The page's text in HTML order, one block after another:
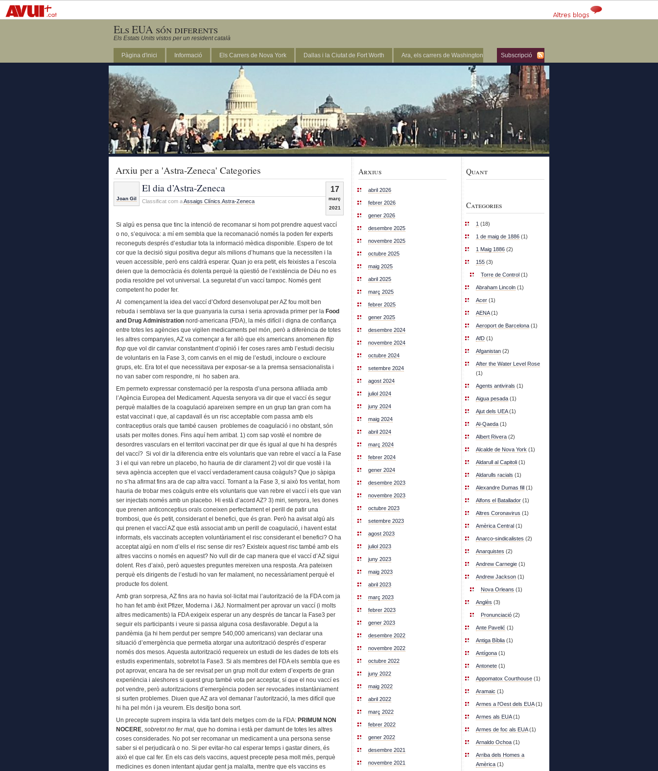
Els EUA són diferents
Els Estats Units vistos per un resident català
Subscripció
Pàgina d'inici Informació Els Carrers de Nova York Dallas i la Ciutat de Fort Worth Ara, els carrers de Washington
Arxiu per a 'Astra-Zeneca' Categories
17
març
2021
Joan Gil
El dia d’Astra-Zeneca
Classificat com aAssaigs Clínics Astra-Zeneca
Si algú es pensa que tinc la intenció de recomanar si hom pot prendre aquest vaccí
o no, s’equivoca: a mí em sembla que la recomanació només la poden fer experts
reconeguts després d’estudiar tota la informació mèdica disponible. Espero de tot
cor que la decisió sigui positiva degur als milions d’humans que la necessiten i la
veuen accessible, però ens caldrà esperar. Quan jo era petit, els feixistes a l’escola
deien que la democràcia és dolenta perquè la qüestió de l’existència de Déu no es
podia resoldre pel vot universal. La seguretat d’un vaccí tampoc. Només gent
competent ho poder fer.
Al començament la idea del vaccí d’Oxford desenvolupat per AZ fou molt ben
rebuda i semblava ser la que guanyaria la cursa i seria aprovada primer per la Food
and Drug Administration nord-americana (FDA), la més difícil i digna de confiança
entre totes les agències que vigilen medicaments pel món, però a diferència de totes
les altres companyies, AZ va començar a fer allò que els americans anomenen flip
flop que vol dir canviar constantment d’opinió i fer coses rares amb l’estudi decisiu
de voluntaris en la Fase 3, com canvis en el mig de l’estudi, incloure o excloure
grups, etc. Era tot el que necessitava per exposar-se a la premsa sensacionalista i
no van saber com respondre, ni ho saben ara.
Em permeto expressar consternació per la resposta d’una persona afiliada amb
l’Agència Europea del Medicament. Aquesta senyora va dir que el vaccí és segur
perquè malalties de la coagulació apareixen sempre en un grup tan gran com ha
estat vaccinat i que, al capdavall és un risc acceptable com passa amb els
contraceptius orals que també causen problemes de coagulació i no obstant, són
usats per moltes dones. Fins aquí hem arribat. 1) com sap vostè el nombre de
desordres vasculars en el territori vaccinat per dir que és igual al que hi ha després
del vaccí? Si vol dir la diferencia entre els voluntaris que van rebre el vaccí a la Fase
3 i el qui van rebre un placebo, ho hauria de dir clarament 2) vol dir que vostè i la
seva agència accepten que el vaccí verdaderament causa coàguls? Que jo sàpiga
no s’ha afirmat fins ara de cap altra vaccí. Tornant a la Fase 3, si això fos veritat, hom
hauria de trobar mes coàguls entre els voluntaris que van rebre el vaccí i els que van
ser injectats només amb un placebo. Hi està d’acord AZ? 3) miri, senyora, les dones
que prenen anticonceptius orals coneixen perfectament el perill de patir una
trombosi, que és petit, considerant el benefici, que és gran. Però ha avisat algú als
qui prenen el vaccí AZ que està associat amb un perill de coagulació, i havent estat
informats, els vaccinats accepten voluntàriament el risc considerant el benefici? O ha
acceptat algú en nom d’ells el risc sense dir res? Existeix aquest risc també amb els
altres vaccins o només en aquest? No vull dir de cap manera que el vaccí d’AZ sigui
dolent. Res d’això, però aquestes preguntes mereixen una resposta. Ara pateixen
perquè els dirigents de l’estudi ho van fer malament, no necessàriament perquè el
producte fos dolent.
Amb gran sorpresa, AZ fins ara no havia sol·licitat mai l’autorització de la FDA com ja
ho han fet amb èxit Pfizer, Moderna i J&J. Normalment per aprovar un vaccí (i molts
altres medicaments) la FDA exigeix esperar un any després de tancar la Fase3 per
seguir els participants i veure si passa alguna cosa desfavorable. Degut a la
pandèmia (ja hi hem perdut per sempre 540,000 americans) van declarar una
situació d’emergència que permetia atorgar una autorització després d’esperar
només dos mesos. Aquesta autorització requereix un estudi de les dades de tots els
estudis experimentals, sobretot la Fase3. Si als membres del FDA els sembla que es
pot aprovar, encara ha de ser revisat per un grup molt dur extern d’experts de gran
experiència i aleshores si quest grup també vota per acceptar, sí que el nou vaccí es
pot vendre, però autoritzacions d’emergència poden ser revocades instantàniament
si surten problemes. Diuen que AZ ara vol demanar l’autorització, la mes difícil que
hi ha pel món i ja veurem. Els desitjo bona sort.
Un precepte suprem inspira la vida tant dels metges com de la FDA: PRIMUM NON
NOCERE, sobretot no fer mal, que ho domina i està per damunt de totes les altres
coses considerades. No pot ser recomanar un medicament a una persona sense
saber si el perjudicarà o no. Si per evitar-ho cal esperar temps i gastar diners, és
això el que cal fer. En els cas dels vaccins, aquest precepte pesa molt més, perquè
medicines es donen intentant ajudar gent ja malalta, mentre que els vaccins es
Arxius
abril 2026
febrer 2026
gener 2026
desembre 2025
novembre 2025
octubre 2025
maig 2025
abril 2025
març 2025
febrer 2025
gener 2025
desembre 2024
novembre 2024
octubre 2024
setembre 2024
agost 2024
juliol 2024
juny 2024
maig 2024
abril 2024
març 2024
febrer 2024
gener 2024
desembre 2023
novembre 2023
octubre 2023
setembre 2023
agost 2023
juliol 2023
juny 2023
maig 2023
abril 2023
març 2023
febrer 2023
gener 2023
desembre 2022
novembre 2022
octubre 2022
juny 2022
maig 2022
abril 2022
març 2022
febrer 2022
gener 2022
desembre 2021
novembre 2021
Quant
Categories
1 (18)
1 de maig de 1886 (1)
1 Maig 1886 (2)
155 (3)
Torre de Control (1)
Abraham Lincoln (1)
Acer (1)
AENA(1)
Aeroport de Barcelona (1)
AfD (1)
Afganistan (2)
After the Water Level Rose
(1)
Agents antivirals (1)
Aigua pesada (1)
Ajut dels UEA(1)
Al-Qaeda (1)
Albert Rivera (2)
Alcalde de Nova York (1)
Aldarull al Capitoli (1)
Aldarulls racials (1)
Alexandre Dumas fill (1)
Alfons el Batallador (1)
Altres Coronavirus (1)
Amèrica Central (1)
Anarco-sindicalistes (2)
Anarquistes (2)
Andrew Carnegie (1)
Andrew Jackson (1)
Nova Orleans (1)
Anglès (3)
Pronunciació (2)
Ante Pavelić (1)
Antiga Bíblia (1)
Antígona (1)
Antonete (1)
Appomatox Courthouse (1)
Aramaic (1)
Armes a l'Oest dels EUA(1)
Armes als EUA(1)
Armes de foc als EUA(1)
Arnaldo Ochoa (1)
Arriba dels Homes a
Amèrica (1)